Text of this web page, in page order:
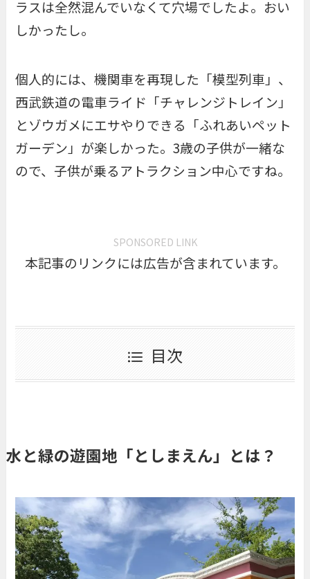
ラスは全然混んでいなくて穴場でしたよ。おい
しかったし。
個人的には、機関車を再現した「模型列車 」、
西武鉄道の電車ライド「チャレンジトレイン 」
とゾウガメにエサやりできる「ふれあいペット
ガーデン 」が楽しかった。3歳の子供が一緒な
ので、子供が乗るアトラクション中心ですね。
SPONSORED LINK
本記事のリンクには広告が含まれています。
目次
水と緑の遊園地「としまえん」とは？